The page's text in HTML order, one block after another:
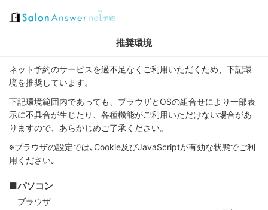
推奨環境
ネット予約のサービスを過不足なくご利用いただくため、下記環
境を推奨しています。
下記環境範囲内であっても、ブラウザとOSの組合せにより一部表
示に不具合が生じたり、各種機能がご利用いただけない場合があ
りますので、あらかじめご了承ください。
※ブラウザの設定では､Cookie及びJavaScriptが有効な状態でご利
用ください｡
■パソコン
ブラウザ